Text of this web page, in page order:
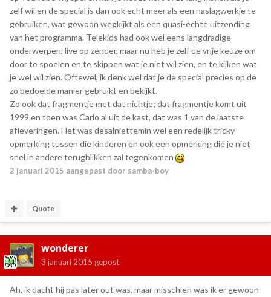
zelf wil en de special is dan ook echt meer als een naslagwerkje te
gebruiken, wat gewoon wegkijkt als een quasi-echte uitzending
van het programma. Telekids had ook wel eens langdradige
onderwerpen, live op zender, maar nu heb je zelf de vrije keuze om
door te spoelen en te skippen wat je niet wil zien, en te kijken wat
je wel wil zien. Oftewel, ik denk wel dat je de special precies op de
zo bedoelde manier gebruikt en bekijkt.
Zo ook dat fragmentje met dat nichtje; dat fragmentje komt uit
1999 en toen was Carlo al uit de kast, dat was 1 van de laatste
afleveringen. Het was desalniettemin wel een redelijk tricky
opmerking tussen die kinderen en ook een opmerking die je niet
snel in andere terugblikken zal tegenkomen
2 januari 2015 aangepast door samba-boy
Quote
wonderer
3 januari 2015 gepost
Ah, ik dacht hij pas later out was, maar misschien was ik er gewoon